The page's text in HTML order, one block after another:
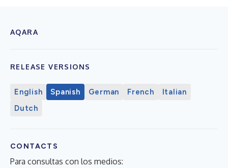
AQARA
RELEASE VERSIONS
English Spanish German French
Italian
Dutch
CONTACTS
Para consultas con los medios: